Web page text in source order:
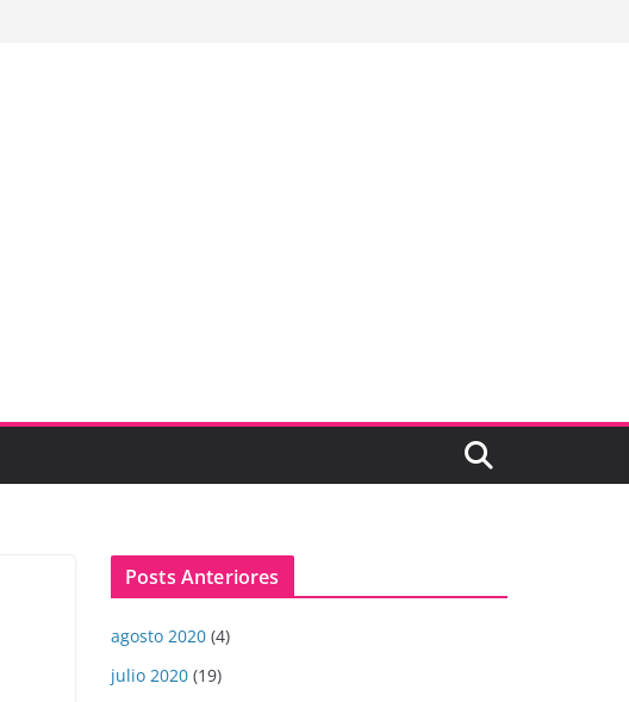
Posts Anteriores
agosto 2020 (4)
julio 2020 (19)